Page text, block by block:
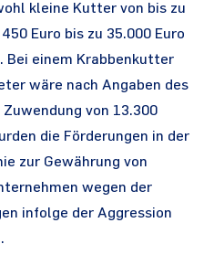
kleine Kutter von bis zu
Euro bis zu 35.000 Euro
Bei einem Krabbenkutter
wäre nach Angaben des
von 13.300
die Förderungen in der
zur Gewährung von
wegen der
infolge der Aggression